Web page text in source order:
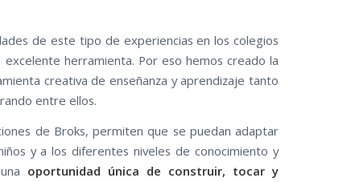
de este tipo de experiencias en los colegios
herramienta. Por eso hemos creado la
creativa de enseñanza y aprendizaje tanto
entre ellos.
de Broks, permiten que se puedan adaptar
y a los diferentes niveles de conocimiento y
oportunidad única de construir, tocar y